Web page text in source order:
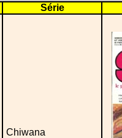
Série
Chiwana